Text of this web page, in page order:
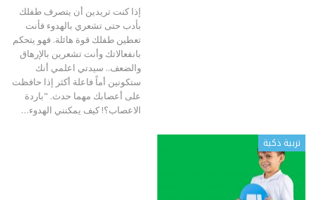
إذا كنت تريدين أن يتصرف طفلك
بأدب حتى تشعري بالهدوء فأنت
تعطين طفلك قوة هائلة. فهو يتحكم
بانفعالاتك وأنت تشعرين بالإرهاق
والضعف.. سيدتي اعلمي أنك
ستكونين أماً فاعلة أكثر إذا حافظت
على أعصابك مهما حدث. "باردة
الاعصاب؟! كيف يمكنني الهدوء…
تربية ذكية